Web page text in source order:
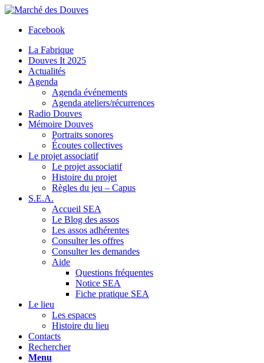
Facebook
La Fabrique
Douves It 2025
Actualités
Agenda
Agenda événements
Agenda ateliers/récurrences
Radio Douves
Mémoire Douves
Portraits sonores
Écoutes collectives
Le projet associatif
Le projet associatif
Histoire du projet
Règles du jeu – Capus
S.E.A.
Accueil SEA
Le Blog des assos
Les assos adhérentes
Consulter les offres
Consulter les demandes
Aide
Questions fréquentes
Notice SEA
Fiche pratique SEA
Le lieu
Les espaces
Histoire du lieu
Contacts
Rechercher
Menu